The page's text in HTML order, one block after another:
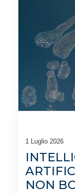
1 Luglio 2026
NON